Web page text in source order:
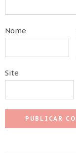
Nome
Site